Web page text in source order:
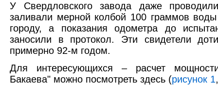
У Свердловского завода даже
заливали мерной колбой 100 граммов
городу, а показания одометра до
заносили в протокол. Эти свидетели
примерно 92-м годом.
Для интересующихся – расчет
Бакаева" можно посмотреть здесь (рисунок 1